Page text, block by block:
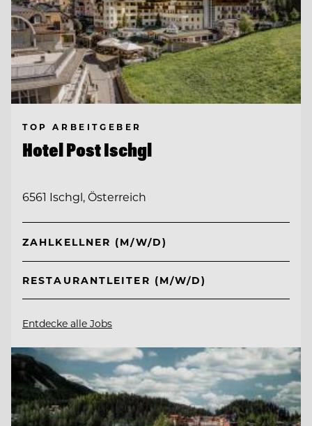
TOP ARBEITGEBER
Hotel Post Ischgl
6561 Ischgl, Österreich
ZAHLKELLNER (M/W/D)
RESTAURANTLEITER (M/W/D)
Entdecke alle Jobs